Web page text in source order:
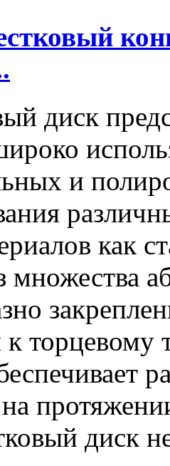
диск
и
как
множества
к торцевому
на
диск